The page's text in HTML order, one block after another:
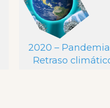
2020 –
Retraso